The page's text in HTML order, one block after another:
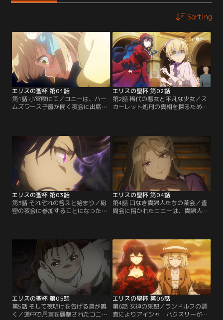
Sorting
エリスの聖杯 第01話
第1話 小宮殿にて／コニーは、ハー
ムズワース子爵が開く夜会に出席す
るも、婚約者の浮気現場に遭遇。さ
ることに。誰も助けてくれない状況
で、コニーは無力感に打ちひしがれ
る。絶望の最中、コニーの耳元に
「助けてあげる」という声がし
て…？【提供：バンダイチャンネ
ル】
エリスの聖杯 第02話
第2話 稀代の悪女と平凡な少女／ス
カーレット処刑の真相を探るため、
が現れ、予想外の展開に。一方、夜
会でのコニーの振る舞いが貴族社会
で広まり、舞踏会の招待状が届く。
新たな情報を得ようと、コニーは舞
踏会に参加することを決意する
が…。【提供：バンダイチャンネ
ル】
エリスの聖杯 第03話
第3話 それぞれの答えと始まり／秘
密の夜会に参加することになったコ
たランドルフに救われ、九死に一生
を得る。しかし、毎度現れるコニー
を怪しんだランドルフから、情報提
供と引き換えに「婚約」を言い渡さ
れてしまい！？【提供：バンダイチ
ャンネル】
エリスの聖杯 第04話
第4話 口なき貴婦人たちの茶会／査
問会に招かれたコニーは、貴婦人た
アのお茶会に向かう道中、ファリス
王国の第七殿下ユリシーズが行方不
明になったことを知る。事件真相究
明のため、ランドルフは憲兵局へ、
コニーは一人でセシリアの元へ向か
う。【提供：バンダイチャンネル】
エリスの聖杯 第05話
第5話 そして夜明けを告げる鳥が鳴
く／道中で馬車を襲撃されたコニー
エリスの聖杯 第06話
第6話 女神の采配／ランドルフの調
査によりアイシャ・ハクスリーがス